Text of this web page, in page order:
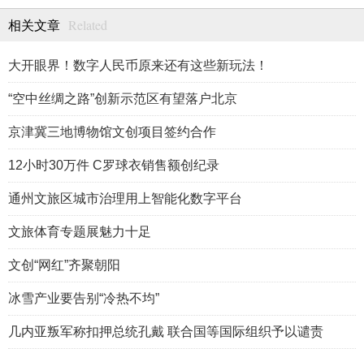
相关文章 Related
大开眼界！数字人民币原来还有这些新玩法！
“空中丝绸之路”创新示范区有望落户北京
京津冀三地博物馆文创项目签约合作
12小时30万件 C罗球衣销售额创纪录
通州文旅区城市治理用上智能化数字平台
文旅体育专题展魅力十足
文创“网红”齐聚朝阳
冰雪产业要告别“冷热不均”
几内亚叛军称扣押总统孔戴 联合国等国际组织予以谴责